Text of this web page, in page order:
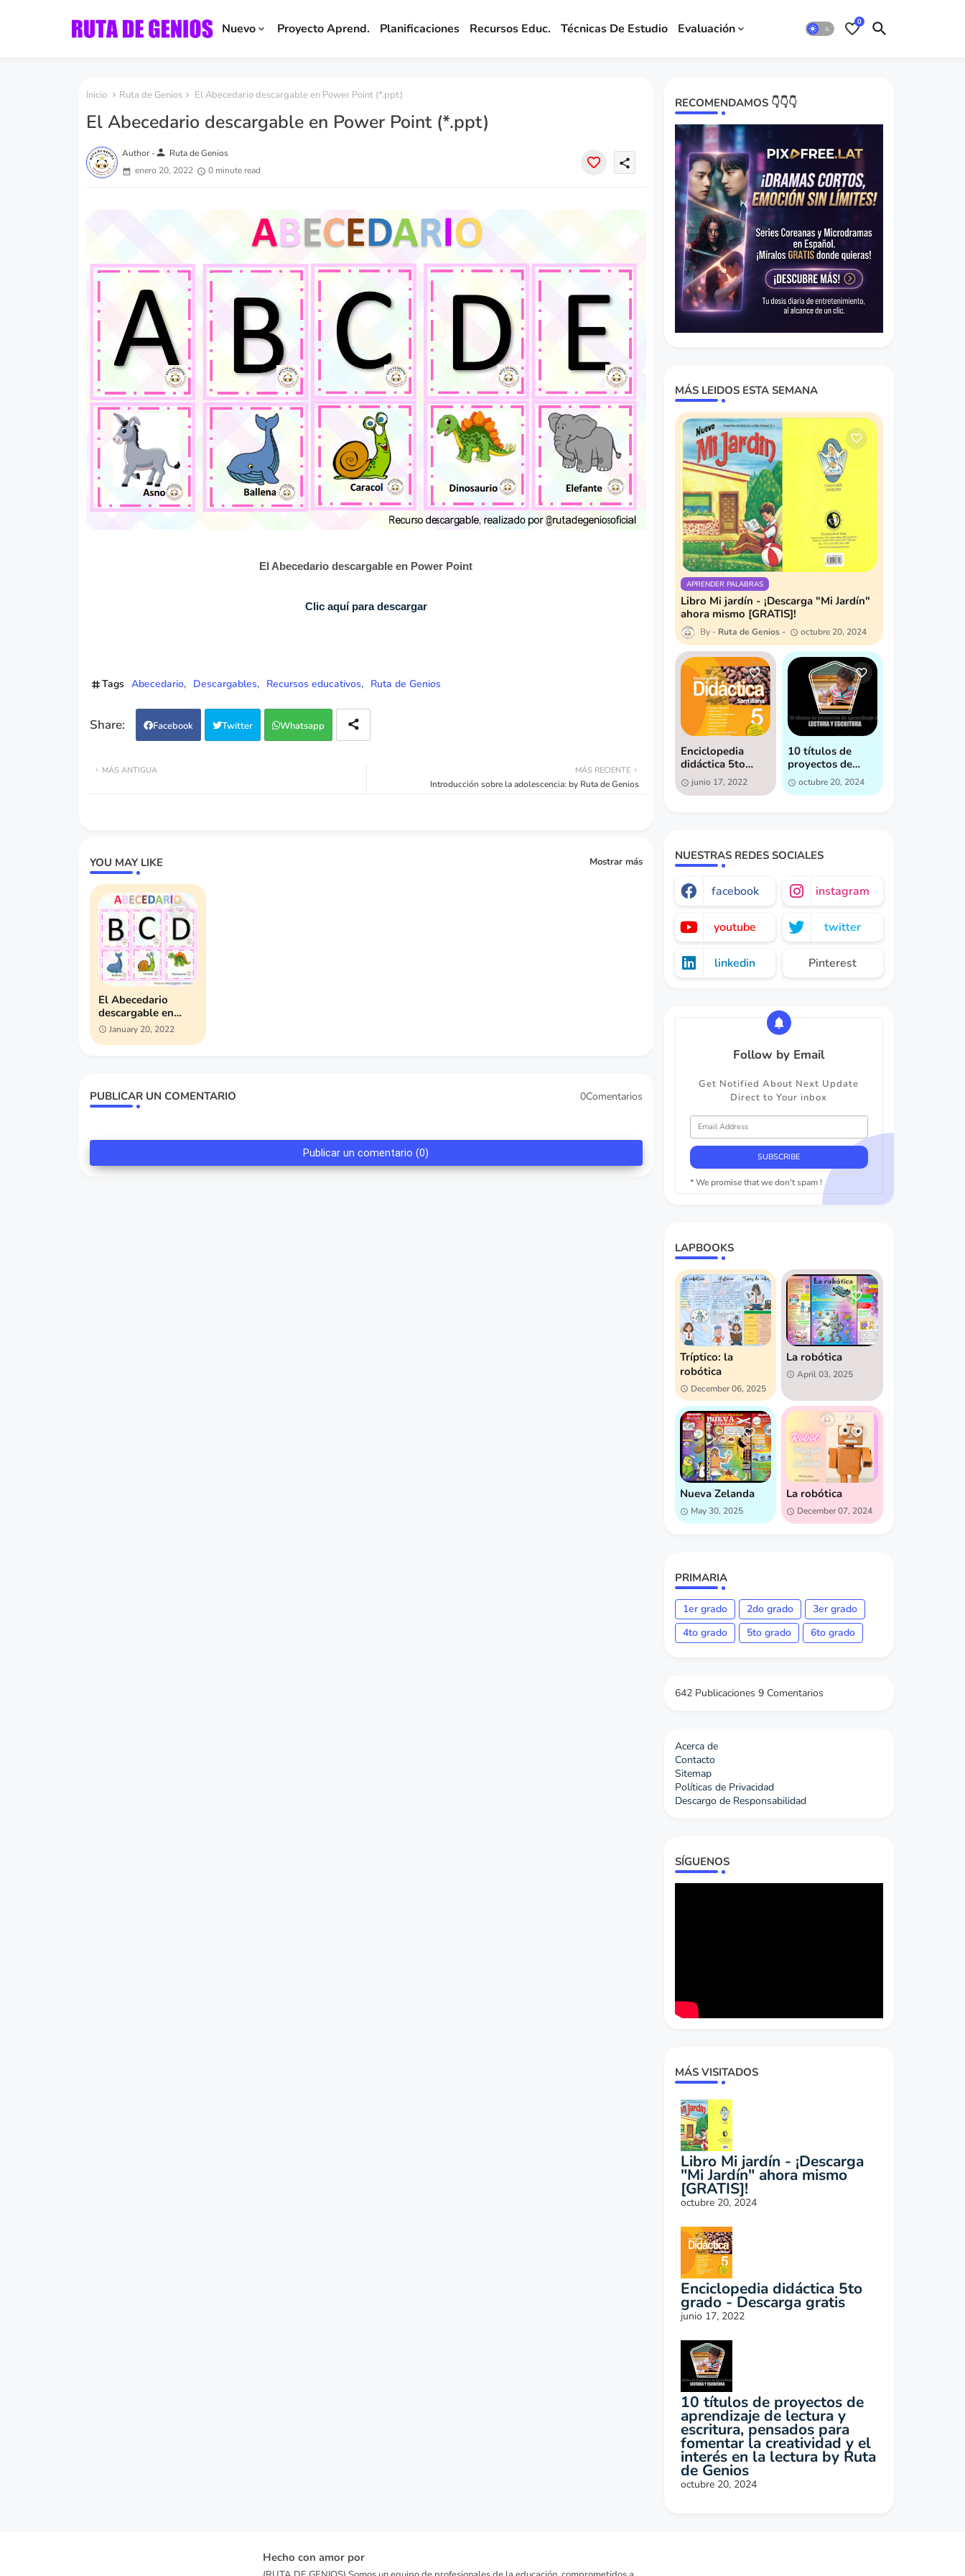
Nuevo Proyecto Aprend. Planificaciones Recursos Educ. Técnicas De Estudio Evaluación 0
Inicio Ruta de Genios El Abecedario descargable en Power Point (*.ppt)
El Abecedario descargable en Power Point (*.ppt)
Author -person Ruta de Genios
enero 20, 2022
0 minute read
share
El Abecedario descargable en Power Point
Clic aquí para descargar
Tags Abecedario Descargables Recursos educativos Ruta de Genios
Facebook Twitter Whatsapp
MÁS RECIENTE
Introducción sobre la adolescencia: by Ruta de Genios
MÁS ANTIGUA
YOU MAY LIKE Mostrar más
El Abecedario
descargable en
Power Point (*.ppt)
January 20, 2022
PUBLICAR UN COMENTARIO 0Comentarios
Publicar un comentario (0)
RECOMENDAMOS 👇👇👇
MÁS LEIDOS ESTA SEMANA
APRENDER PALABRAS
Libro Mi jardín - ¡Descarga "Mi Jardín"
ahora mismo [GRATIS]!
Ruta de Genios octubre 20, 2024
Enciclopedia
didáctica 5to
grado - Descarga
gratis
junio 17, 2022
10 títulos de
proyectos de
aprendizaje de
lectura y
interés en la
de Genios
octubre 20, 2024
NUESTRAS REDES SOCIALES
facebook instagram
youtube twitter
linkedin Pinterest
Follow by Email
Get Notified About Next Update
Direct to Your inbox
* We promise that we don't spam !
LAPBOOKS
Tríptico: la
robótica
December 06, 2025
La robótica
April 03, 2025
Nueva Zelanda
May 30, 2025
La robótica
December 07, 2024
PRIMARIA
1er grado 2do grado
3er grado
4to grado
5to grado 6to grado
642 Publicaciones 9 Comentarios
Acerca de
Contacto
Sitemap
Políticas de Privacidad
Descargo de Responsabilidad
SÍGUENOS
MÁS VISITADOS
Libro Mi jardín - ¡Descarga
"Mi Jardín" ahora mismo
[GRATIS]!
octubre 20, 2024
Enciclopedia didáctica 5to
grado - Descarga gratis
junio 17, 2022
10 títulos de proyectos de
aprendizaje de lectura y
escritura, pensados para
fomentar la creatividad y el
interés en la lectura by Ruta
de Genios
octubre 20, 2024
Hecho con amor por